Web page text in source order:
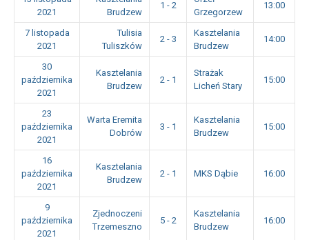
2021
Brudzew
1 - 2
Grzegorzew
13:00
7 listopada
2021
Tulisia
Tuliszków
2 - 3
Kasztelania
Brudzew
14:00
30
października
2021
Kasztelania
Brudzew
2 - 1
Strażak
Licheń Stary
15:00
23
października
2021
Warta Eremita
Dobrów
3 - 1
Kasztelania
Brudzew
15:00
16
października
2021
Kasztelania
Brudzew
2 - 1 MKS Dąbie 16:00
9
października
2021
Zjednoczeni
Trzemeszno
5 - 2
Kasztelania
Brudzew
16:00